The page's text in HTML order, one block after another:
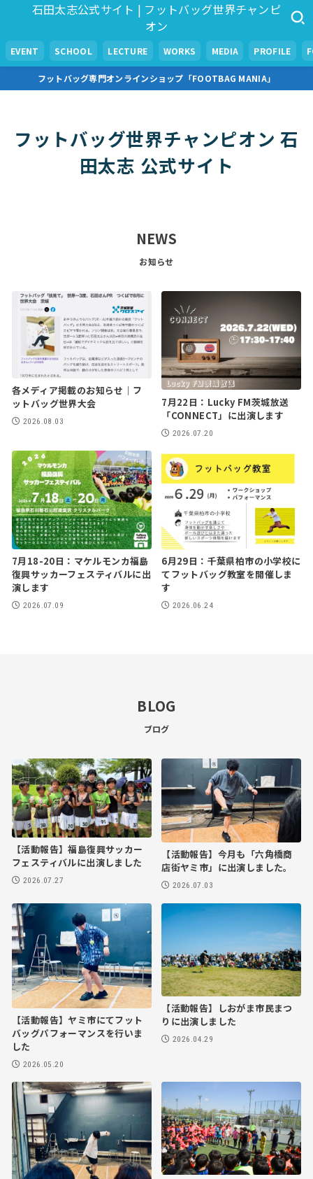
石田太志公式サイト | フットバッグ世界チャンピ
オン
EVENT SCHOOL LECTURE WORKS MEDIA PROFILE
フットバッグ専門オンラインショップ「FOOTBAG MANIA」
フットバッグ世界チャンピオン 石
田太志 公式サイト
NEWS
お知らせ
各メディア掲載のお知らせ｜フ
ットバッグ世界大会
2026.08.03
7月22日：Lucky FM茨城放送
「CONNECT」に出演します
2026.07.20
7月18-20日：マケルモンカ福島
復興サッカーフェスティバルに出
演します
2026.07.09
6月29日：千葉県柏市の小学校に
てフットバッグ教室を開催しま
す
2026.06.24
BLOG
ブログ
【活動報告】福島復興サッカー
フェスティバルに出演しました
2026.07.27
【活動報告】今月も「六角橋商
店街ヤミ市」に出演しました。
2026.07.03
【活動報告】ヤミ市にてフット
バッグパフォーマンスを行いま
した
2026.05.20
【活動報告】しおがま市民まつ
りに出演しました
2026.04.29